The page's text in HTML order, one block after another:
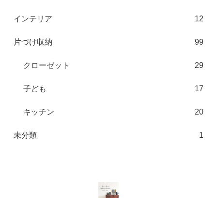
インテリア 12
片づけ収納 99
クローゼット 29
子ども 17
キッチン 20
未分類 1